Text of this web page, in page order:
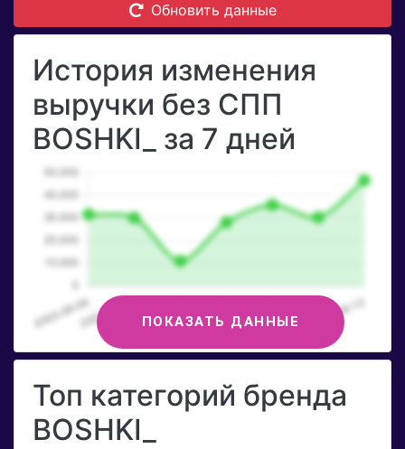
Обновить данные
История изменения
выручки без СПП
BOSHKI_ за 7 дней
ПОКАЗАТЬ ДАННЫЕ
Топ категорий бренда
BOSHKI_